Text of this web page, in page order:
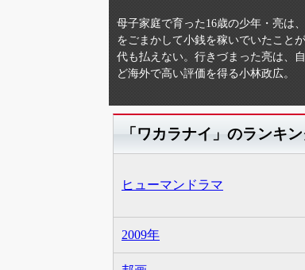
母子家庭で育った16歳の少年・亮は
をごまかして小銭を稼いでいたこと
代も払えない。行きづまった亮は、
ど海外で高い評価を得る小林政広。
「ワカラナイ」のランキ
ヒューマンドラマ
2009年